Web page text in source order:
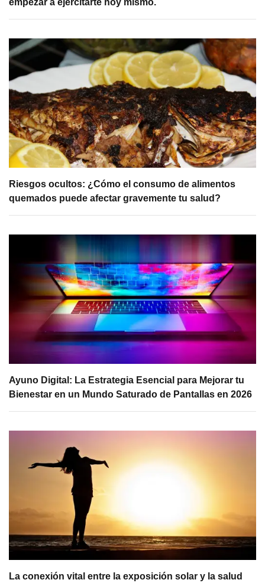
empezar a ejercitarte hoy mismo.
Riesgos ocultos: ¿Cómo el consumo de alimentos
quemados puede afectar gravemente tu salud?
Ayuno Digital: La Estrategia Esencial para Mejorar tu
Bienestar en un Mundo Saturado de Pantallas en 2026
La conexión vital entre la exposición solar y la salud